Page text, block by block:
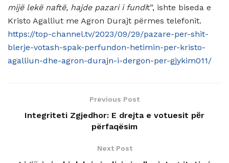
mijë lekë naftë, hajde pazari i fundit”, ishte biseda e
Kristo Agalliut me Agron Durajt përmes telefonit.
https://top-channel.tv/2023/09/29/pazare-per-shit-
blerje-votash-spak-perfundon-hetimin-per-kristo-
agalliun-dhe-agron-durajn-i-dergon-per-gjykim011/
Previous Post
Integriteti Zgjedhor: E drejta e votuesit pёr
përfaqësim
Next Post